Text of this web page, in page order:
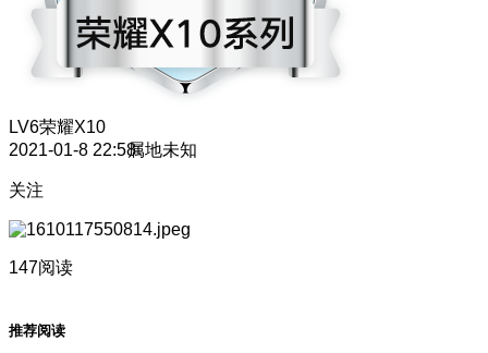
LV6荣耀X10
2021-01-8 22:58属地未知
关注
147阅读
推荐阅读